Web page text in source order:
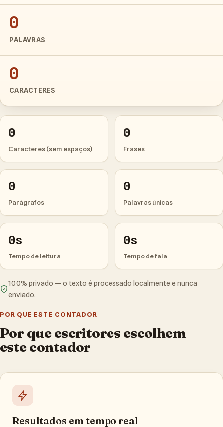
0
PALAVRAS
0
CARACTERES
0
Caracteres (sem espaços)
0
Frases
0
Parágrafos
0
Palavras únicas
0s
Tempo de leitura
0s
Tempo de fala
100% privado — o texto é processado localmente e nunca
enviado.
POR QUE ESTE CONTADOR
Por que escritores escolhem
este contador
Resultados em tempo real